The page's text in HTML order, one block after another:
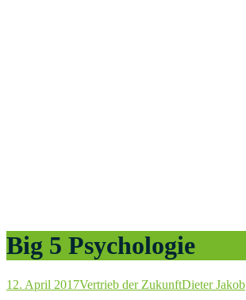
Big 5 Psychologie
12. April 2017Vertrieb der ZukunftDieter Jakob